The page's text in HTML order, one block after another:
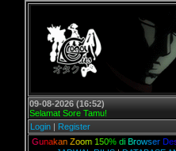
09-08-2026 (16:52)
Selamat Sore Tamu!
Login | Register
akan Zoo m 150% di Browser Des kto